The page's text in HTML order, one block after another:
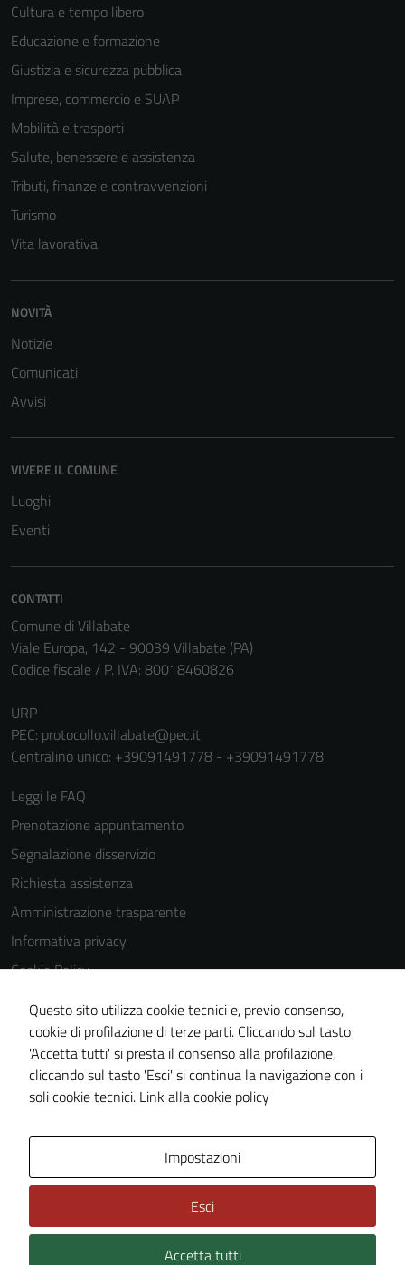
Cultura e tempo libero
Educazione e formazione
Giustizia e sicurezza pubblica
Imprese, commercio e SUAP
Mobilità e trasporti
Salute, benessere e assistenza
Tributi, finanze e contravvenzioni
Turismo
Vita lavorativa
NOVITÀ
Notizie
Comunicati
Avvisi
VIVERE IL COMUNE
Luoghi
Eventi
CONTATTI
Comune di Villabate
Viale Europa, 142 - 90039 Villabate (PA)
Codice fiscale / P. IVA: 80018460826
URP
PEC: protocollo.villabate@pec.it
Centralino unico: +39091491778 - +39091491778
Leggi le FAQ
Prenotazione appuntamento
Segnalazione disservizio
Richiesta assistenza
Amministrazione trasparente
Informativa privacy
Cookie Policy
Note legali
Dichiarazione di accessibilità
Obiettivi di accessibilità
Piano di miglioramento del sito
Technical Design s.r.l.
Questo sito utilizza cookie tecnici e, previo consenso,
cookie di profilazione di terze parti. Cliccando sul tasto
'Accetta tutti' si presta il consenso alla profilazione,
cliccando sul tasto 'Esci' si continua la navigazione con i
soli cookie tecnici. Link alla cookie policy
Impostazioni
Esci
Accetta tutti